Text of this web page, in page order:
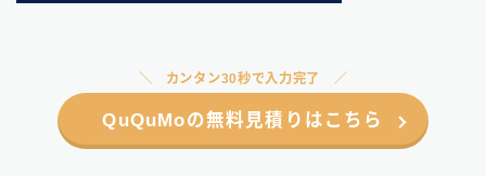
カンタン30秒で入力完了
QuQuMoの無料見積りはこちら